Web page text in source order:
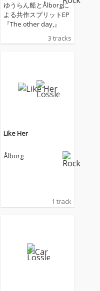
ゆうらん船とÅlborgに
よる共作スプリットEP
『The other day,』
3 tracks
Like Her
Ålborg
1 track